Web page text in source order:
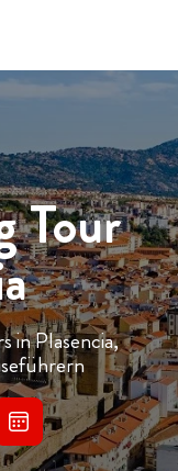
Tour
in Plasencia,